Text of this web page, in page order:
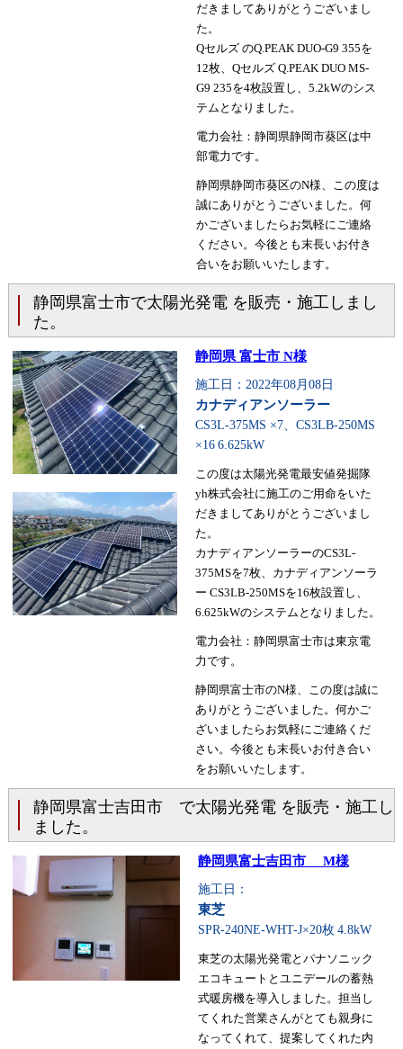
だきましてありがとうございまし
た。
Qセルズ のQ.PEAK DUO-G9 355を
12枚、Qセルズ Q.PEAK DUO MS-
G9 235を4枚設置し、5.2kWのシス
テムとなりました。
電力会社：静岡県静岡市葵区は中
部電力です。
静岡県静岡市葵区のN様、この度は
誠にありがとうございました。何
かございましたらお気軽にご連絡
ください。今後とも末長いお付き
合いをお願いいたします。
静岡県富士市で太陽光発電 を販売・施工しまし
た。
静岡県 富士市 N様
施工日：2022年08月08日
カナディアンソーラー
CS3L-375MS ×7、CS3LB-250MS
×16 6.625kW
この度は太陽光発電最安値発掘隊
yh株式会社に施工のご用命をいた
だきましてありがとうございまし
た。
カナディアンソーラーのCS3L-
375MSを7枚、カナディアンソーラ
ー CS3LB-250MSを16枚設置し、
6.625kWのシステムとなりました。
電力会社：静岡県富士市は東京電
力です。
静岡県富士市のN様、この度は誠に
ありがとうございました。何かご
ざいましたらお気軽にご連絡くだ
さい。今後とも末長いお付き合い
をお願いいたします。
静岡県富士吉田市 で太陽光発電 を販売・施工し
ました。
静岡県富士吉田市 M様
施工日：
東芝
SPR-240NE-WHT-J×20枚 4.8kW
東芝の太陽光発電とパナソニック
エコキュートとユニデールの蓄熱
式暖房機を導入しました。担当し
てくれた営業さんがとても親身に
なってくれて、提案してくれた内